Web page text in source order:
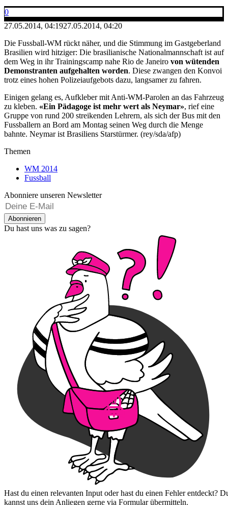
0
27.05.2014, 04:1927.05.2014, 04:20
Die Fussball-WM rückt näher, und die Stimmung im Gastgeberland
Brasilien wird hitziger: Die brasilianische Nationalmannschaft ist auf
dem Weg in ihr Trainingscamp nahe Rio de Janeiro von wütenden
Demonstranten aufgehalten worden. Diese zwangen den Konvoi
trotz eines hohen Polizeiaufgebots dazu, langsamer zu fahren.
Einigen gelang es, Aufkleber mit Anti-WM-Parolen an das Fahrzeug
zu kleben. «Ein Pädagoge ist mehr wert als Neymar», rief eine
Gruppe von rund 200 streikenden Lehrern, als sich der Bus mit den
Fussballern an Bord am Montag seinen Weg durch die Menge
bahnte. Neymar ist Brasiliens Starstürmer. (rey/sda/afp)
Themen
WM 2014
Fussball
Abonniere unseren Newsletter
Abonnieren
Du hast uns was zu sagen?
Hast du einen relevanten Input oder hast du einen Fehler entdeckt?
kannst uns dein Anliegen gerne via Formular übermitteln.